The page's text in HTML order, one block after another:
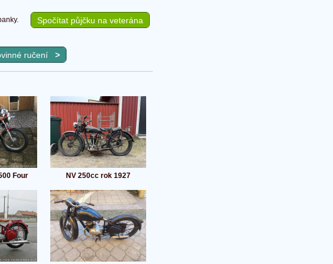
Spočítat půjčku na veterána
ručení >
Four NV 250cc rok 1927